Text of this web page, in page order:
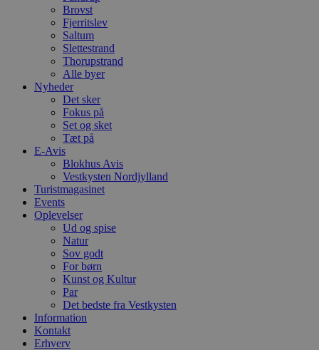
Brovst
Fjerritslev
Saltum
Slettestrand
Thorupstrand
Alle byer
Nyheder
Det sker
Fokus på
Set og sket
Tæt på
E-Avis
Blokhus Avis
Vestkysten Nordjylland
Turistmagasinet
Events
Oplevelser
Ud og spise
Natur
Sov godt
For børn
Kunst og Kultur
Par
Det bedste fra Vestkysten
Information
Kontakt
Erhverv